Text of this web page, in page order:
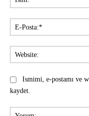
Ismimi, e-postamı ve
kaydet.